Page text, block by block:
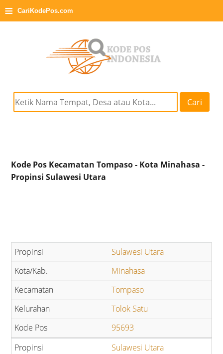
≡ CariKodePos.com
Cari
Kode Pos Kecamatan Tompaso - Kota Minahasa -
Propinsi Sulawesi Utara
Sulawesi Utara
Minahasa
Tompaso
Tolok Satu
95693
Sulawesi Utara